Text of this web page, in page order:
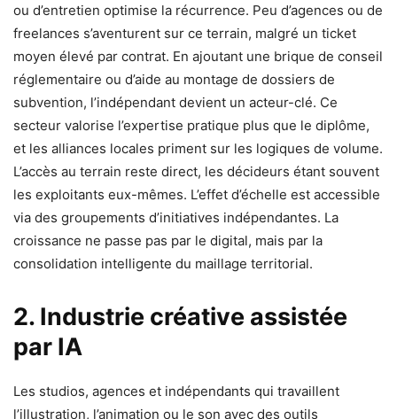
ou d’entretien optimise la récurrence. Peu d’agences ou de
freelances s’aventurent sur ce terrain, malgré un ticket
moyen élevé par contrat. En ajoutant une brique de conseil
réglementaire ou d’aide au montage de dossiers de
subvention, l’indépendant devient un acteur-clé. Ce
secteur valorise l’expertise pratique plus que le diplôme,
et les alliances locales priment sur les logiques de volume.
L’accès au terrain reste direct, les décideurs étant souvent
les exploitants eux-mêmes. L’effet d’échelle est accessible
via des groupements d’initiatives indépendantes. La
croissance ne passe pas par le digital, mais par la
consolidation intelligente du maillage territorial.
2. Industrie créative assistée
par IA
Les studios, agences et indépendants qui travaillent
l’illustration, l’animation ou le son avec des outils